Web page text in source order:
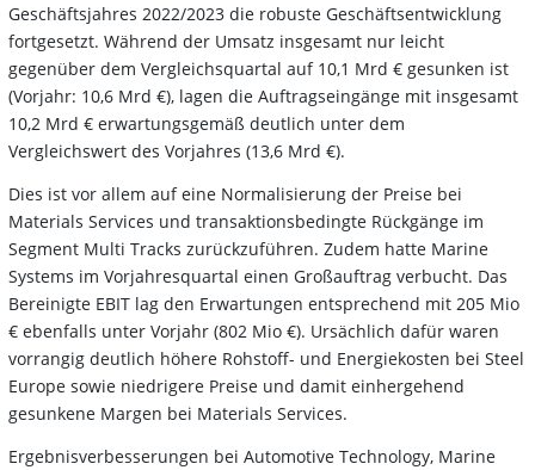
Geschäftsjahres 2022/2023 die robuste Geschäftsentwicklung
fortgesetzt. Während der Umsatz insgesamt nur leicht
gegenüber dem Vergleichsquartal auf 10,1 Mrd € gesunken ist
(Vorjahr: 10,6 Mrd €), lagen die Auftragseingänge mit insgesamt
10,2 Mrd € erwartungsgemäß deutlich unter dem
Vergleichswert des Vorjahres (13,6 Mrd €).
Dies ist vor allem auf eine Normalisierung der Preise bei
Materials Services und transaktionsbedingte Rückgänge im
Segment Multi Tracks zurückzuführen. Zudem hatte Marine
Systems im Vorjahresquartal einen Großauftrag verbucht. Das
Bereinigte EBIT lag den Erwartungen entsprechend mit 205 Mio
€ ebenfalls unter Vorjahr (802 Mio €). Ursächlich dafür waren
vorrangig deutlich höhere Rohstoff- und Energiekosten bei Steel
Europe sowie niedrigere Preise und damit einhergehend
gesunkene Margen bei Materials Services.
Ergebnisverbesserungen bei Automotive Technology, Marine